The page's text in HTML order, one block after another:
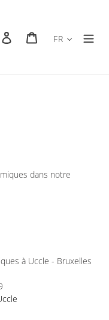
Se connecter
Panier
FR
dans notre
à Uccle - Bruxelles